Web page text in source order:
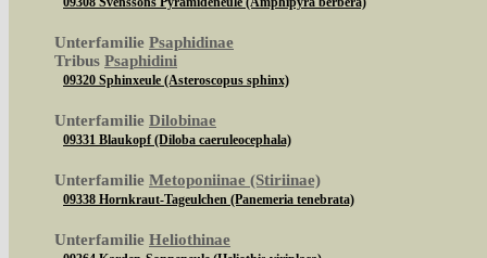
Unterfamilie Psaphidinae
Tribus Psaphidini
09320 Sphinxeule (Asteroscopus sphinx)
Unterfamilie Dilobinae
09331 Blaukopf (Diloba caeruleocephala)
Unterfamilie Metoponiinae (Stiriinae)
09338 Hornkraut-Tageulchen (Panemeria tenebrata)
Unterfamilie Heliothinae